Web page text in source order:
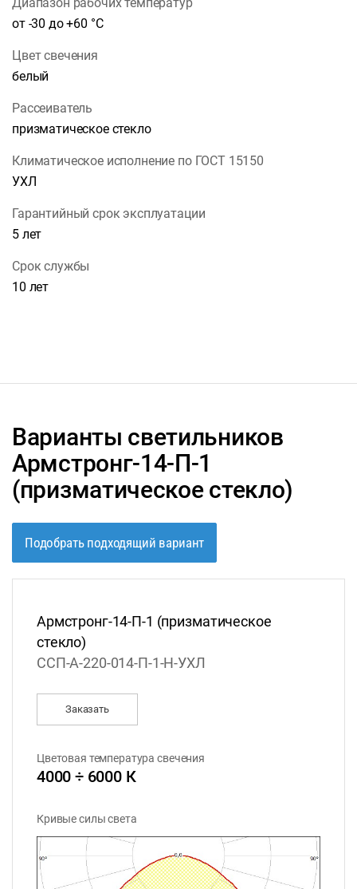
Диапазон рабочих температур
от -30 до +60 °С
Цвет свечения
белый
Рассеиватель
призматическое стекло
Климатическое исполнение по ГОСТ 15150
УХЛ
Гарантийный срок эксплуатации
5 лет
Срок службы
10 лет
Варианты светильников
Армстронг-14-П-1
(призматическое стекло)
Подобрать подходящий вариант
Армстронг-14-П-1 (призматическое
стекло)
ССП-А-220-014-П-1-Н-УХЛ
Заказать
Цветовая температура свечения
4000 ÷ 6000 К
Кривые силы света